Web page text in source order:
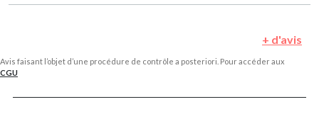
Avis faisant l’objet d’une procédure de contrôle a posteriori. Pour accéder aux
CGU
+ d'avis